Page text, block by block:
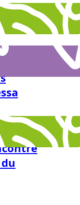
: Fin
en